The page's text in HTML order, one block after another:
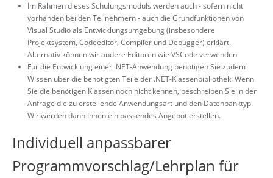
Im Rahmen dieses Schulungsmoduls werden auch - sofern nicht
vorhanden bei den Teilnehmern - auch die Grundfunktionen von
Visual Studio als Entwicklungsumgebung (insbesondere
Projektsystem, Codeeditor, Compiler und Debugger) erklärt.
Alternativ können wir andere Editoren wie VSCode verwenden.
Für die Entwicklung einer .NET-Anwendung benötigen Sie zudem
Wissen über die benötigten Teile der .NET-Klassenbibliothek. Wenn
Sie die benötigen Klassen noch nicht kennen, beschreiben Sie in der
Anfrage die zu erstellende Anwendungsart und den Datenbanktyp.
Wir werden dann Ihnen ein passendes Angebot erstellen.
Individuell anpassbarer
Programmvorschlag/Lehrplan für